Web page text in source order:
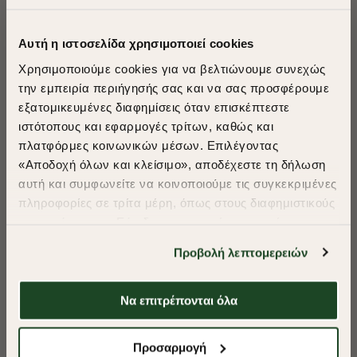
Αυτή η ιστοσελίδα χρησιμοποιεί cookies
Χρησιμοποιούμε cookies για να βελτιώνουμε συνεχώς
την εμπειρία περιήγησής σας και να σας προσφέρουμε
εξατομικευμένες διαφημίσεις όταν επισκέπτεστε
ιστότοπους και εφαρμογές τρίτων, καθώς και
πλατφόρμες κοινωνικών μέσων. Επιλέγοντας
«Αποδοχή όλων και κλείσιμο», αποδέχεστε τη δήλωση
αυτή και συμφωνείτε να κοινοποιούμε τις συγκεκριμένες
πληροφορίες σε τρίτα μέρη, όπως στους διαφημιστικούς
απαιτούμενα cookies» και θα περιοριστούμε
στα cookies και τις τεχνολογίες που είναι απολύτως
απαραίτητα για την ασφαλή απόδοση και
λειτουργικότητα της ιστοσελίδας μας. Ωστόσο, λάβετε
Προβολή λεπτομερειών
Να επιτρέπονται όλα
Προσαρμογή
​
A Season of Style
SUMMER SALE
Shop Now